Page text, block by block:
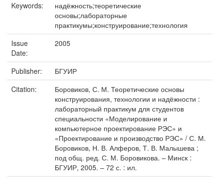
Keywords:
надёжность;теоретические
основы;лабораторные
практикумы;конструирование;технология
Issue
Date:
2005
Publisher:
БГУИР
Citation:
Боровиков, С. М. Теоретические основы
конструирования, технологии и надёжности :
лабораторный практикум для студентов
специальности «Моделирование и
компьютерное проектирование РЭС» и
«Проектирование и производство РЭС» / С. М.
Боровиков, Н. В. Алферов, Т. В. Малышева ;
под общ. ред. С. М. Боровикова. – Минск :
БГУИР, 2005. – 72 с. : ил.